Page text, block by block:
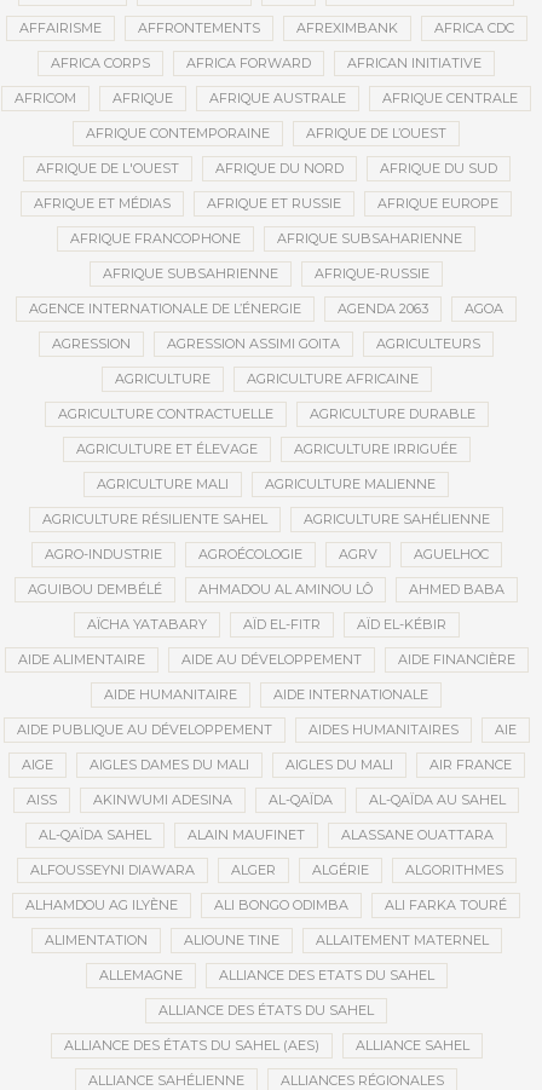
AFFAIRISME AFFRONTEMENTS AFREXIMBANK AFRICA CDC
AFRICA CORPS AFRICA FORWARD AFRICAN INITIATIVE
AFRICOM AFRIQUE AFRIQUE AUSTRALE AFRIQUE CENTRALE
AFRIQUE CONTEMPORAINE AFRIQUE DE L’OUEST
AFRIQUE DE L'OUEST AFRIQUE DU NORD AFRIQUE DU SUD
AFRIQUE ET MÉDIAS AFRIQUE ET RUSSIE AFRIQUE EUROPE
AFRIQUE FRANCOPHONE AFRIQUE SUBSAHARIENNE
AFRIQUE SUBSAHRIENNE AFRIQUE-RUSSIE
AGENCE INTERNATIONALE DE L’ÉNERGIE AGENDA 2063 AGOA
AGRESSION AGRESSION ASSIMI GOITA AGRICULTEURS
AGRICULTURE AGRICULTURE AFRICAINE
AGRICULTURE CONTRACTUELLE AGRICULTURE DURABLE
AGRICULTURE ET ÉLEVAGE AGRICULTURE IRRIGUÉE
AGRICULTURE MALI AGRICULTURE MALIENNE
AGRICULTURE RÉSILIENTE SAHEL AGRICULTURE SAHÉLIENNE
AGRO-INDUSTRIE AGROÉCOLOGIE AGRV AGUELHOC
AGUIBOU DEMBÉLÉ AHMADOU AL AMINOU LÔ AHMED BABA
AÏCHA YATABARY AÏD EL-FITR AÏD EL-KÉBIR
AIDE ALIMENTAIRE AIDE AU DÉVELOPPEMENT AIDE FINANCIÈRE
AIDE HUMANITAIRE AIDE INTERNATIONALE
AIDE PUBLIQUE AU DÉVELOPPEMENT AIDES HUMANITAIRES AIE
AIGE AIGLES DAMES DU MALI AIGLES DU MALI AIR FRANCE
AISS AKINWUMI ADESINA AL-QAÏDA AL-QAÏDA AU SAHEL
AL-QAÏDA SAHEL ALAIN MAUFINET ALASSANE OUATTARA
ALFOUSSEYNI DIAWARA ALGER ALGÉRIE ALGORITHMES
ALHAMDOU AG ILYÈNE ALI BONGO ODIMBA ALI FARKA TOURÉ
ALIMENTATION ALIOUNE TINE ALLAITEMENT MATERNEL
ALLEMAGNE ALLIANCE DES ETATS DU SAHEL
ALLIANCE DES ÉTATS DU SAHEL
ALLIANCE DES ÉTATS DU SAHEL (AES) ALLIANCE SAHEL
ALLIANCE SAHÉLIENNE ALLIANCES RÉGIONALES